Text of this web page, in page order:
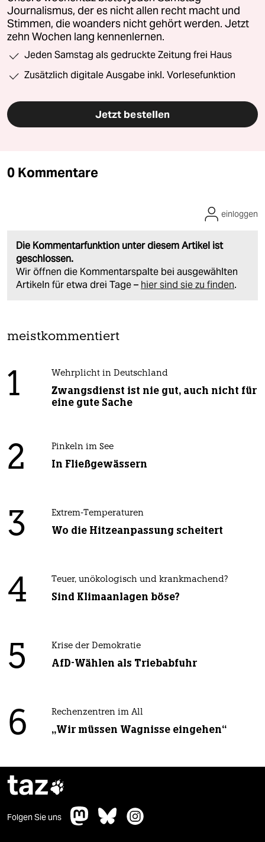
Journalismus, der es nicht allen recht macht und
Stimmen, die woanders nicht gehört werden. Jetzt
zehn Wochen lang kennenlernen.
Jeden Samstag als gedruckte Zeitung frei Haus
Zusätzlich digitale Ausgabe inkl. Vorlesefunktion
Jetzt bestellen
0 Kommentare
Die Kommentarfunktion unter diesem Artikel ist
geschlossen.
Wir öffnen die Kommentarspalte bei ausgewählten
Artikeln für etwa drei Tage – hier sind sie zu finden.
einloggen
meistkommentiert
1 Wehrplicht in Deutschland
Zwangsdienst ist nie gut, auch nicht für
eine gute Sache
2 Pinkeln im See
In Fließgewässern
3 Extrem-Temperaturen
Wo die Hitzeanpassung scheitert
4 Teuer, unökologisch und krankmachend?
Sind Klimaanlagen böse?
5 Krise der Demokratie
AfD-Wählen als Triebabfuhr
6 Rechenzentren im All
„Wir müssen Wagnisse eingehen“
taz
Folgen Sie uns